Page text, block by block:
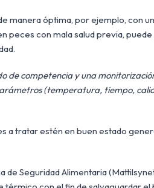
manera óptima, por ejemplo, con
peces con mala salud previa,
de competencia y una
(temperatura, tiempo,
a tratar estén en buen estado
de Seguridad Alimentaria